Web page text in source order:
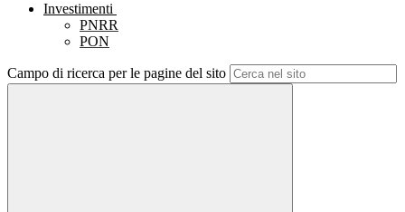
Investimenti
PNRR
PON
Campo di ricerca per le pagine del sito